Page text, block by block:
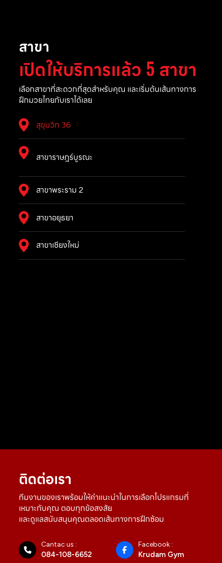
สาขา
เปิดให้บริการแล้ว 5 สาขา
เลือกสาขาที่สะดวกที่สุดสำหรับคุณ และเริ่มต้นเส้นทางการ
ฝึกมวยไทยกับเราได้เลย
สุขุมวิท 36
สาขาราษฎร์บูรณะ
สาขาพระราม 2
สาขาอยุธยา
สาขาเชียงใหม่
ติดต่อเรา
ทีมงานของเราพร้อมให้คำแนะนำในการเลือกโปรแกรมที่
เหมาะกับคุณ ตอบทุกข้อสงสัย
และดูแลสนับสนุนคุณตลอดเส้นทางการฝึกซ้อม
Cantac us :
084-108-6652
Facebook :
Krudam Gym